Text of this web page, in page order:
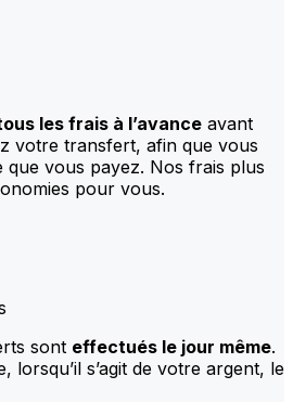
les frais à l’avance avant
votre transfert, afin que vous
que vous payez. Nos frais plus
pour vous.
sont effectués le jour même.
lorsqu’il s’agit de votre argent, le